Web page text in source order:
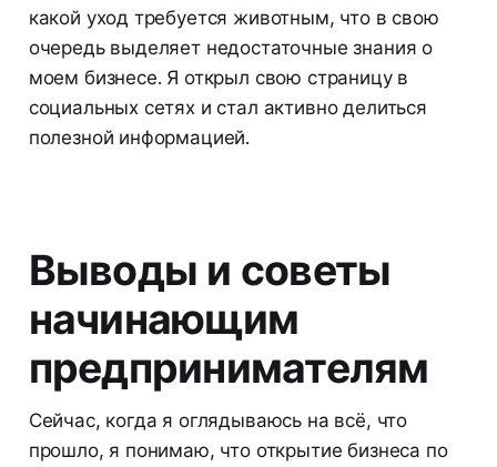
какой уход требуется животным, что в свою
очередь выделяет недостаточные знания о
моем бизнесе. Я открыл свою страницу в
социальных сетях и стал активно делиться
полезной информацией.
Выводы и советы
начинающим
предпринимателям
Сейчас, когда я оглядываюсь на всё, что
прошло, я понимаю, что открытие бизнеса по